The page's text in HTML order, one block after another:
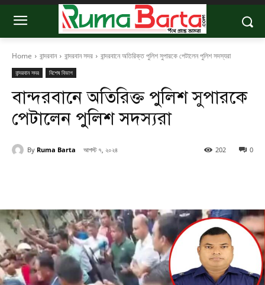
Home বান্দরবান বান্দরবান সদর বান্দরবানে অতিরিক্ত পুলিশ সুপারকে পেটালেন পুলিশ সদস্যরা
বান্দরবান সদর বিশেষ বিভাগ
বান্দরবানে অতিরিক্ত পুলিশ সুপারকে
পেটালেন পুলিশ সদস্যরা
By Ruma Barta আগস্ট ৭, ২০২৪ 0
202